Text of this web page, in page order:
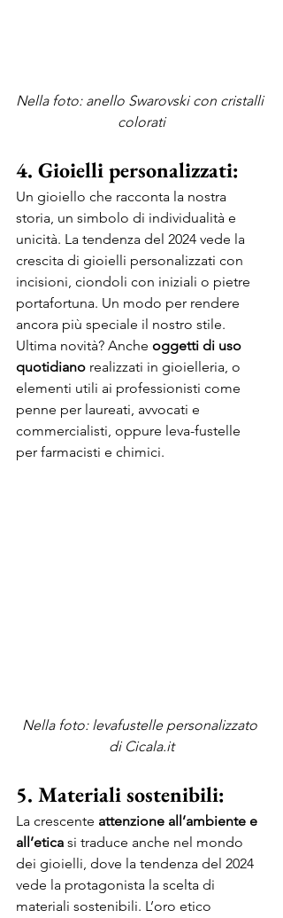
Nella foto: anello Swarovski con cristalli
colorati
4. Gioielli personalizzati:
Un gioiello che racconta la nostra
storia, un simbolo di individualità e
unicità. La tendenza del 2024 vede la
crescita di gioielli personalizzati con
incisioni, ciondoli con iniziali o pietre
portafortuna. Un modo per rendere
ancora più speciale il nostro stile.
Ultima novità? Anche oggetti di uso
quotidiano realizzati in gioielleria, o
elementi utili ai professionisti come
penne per laureati, avvocati e
commercialisti, oppure leva-fustelle
per farmacisti e chimici.
Nella foto: levafustelle personalizzato
di Cicala.it
5. Materiali sostenibili:
La crescente attenzione all’ambiente e
all’etica si traduce anche nel mondo
dei gioielli, dove la tendenza del 2024
vede la protagonista la scelta di
materiali sostenibili. L’oro etico